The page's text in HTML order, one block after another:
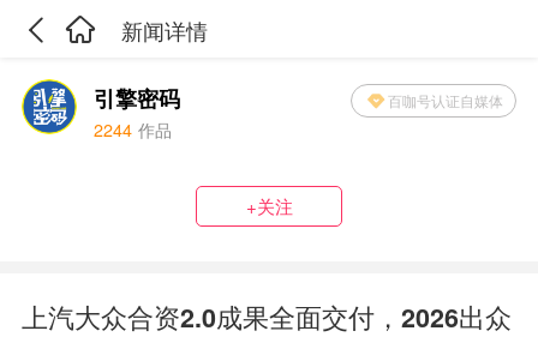
新闻详情
引擎密码 百咖号认证自媒体
2244 作品
+关注
上汽大众合资2.0成果全面交付，2026出众